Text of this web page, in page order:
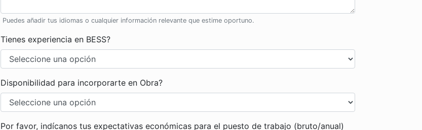
Puedes añadir tus idiomas o cualquier información relevante que estime oportuno.
Tienes experiencia en BESS?
Disponibilidad para incorporarte en Obra?
Por favor, indícanos tus expectativas económicas para el puesto de trabajo (bruto/anual)